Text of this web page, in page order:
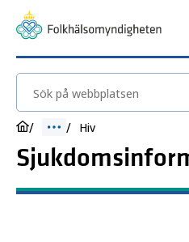
Sök på webbplatsen
Hiv